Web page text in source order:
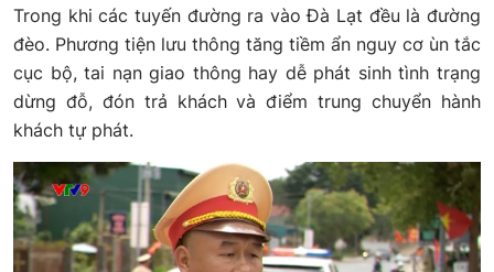
Trong khi các tuyến đường ra vào Đà Lạt đều là đường
đèo. Phương tiện lưu thông tăng tiềm ẩn nguy cơ ùn tắc
cục bộ, tai nạn giao thông hay dễ phát sinh tình trạng
dừng đỗ, đón trả khách và điểm trung chuyển hành
khách tự phát.